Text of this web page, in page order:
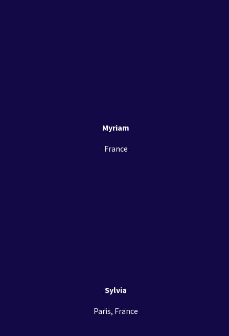
Myriam
France
Sylvia
Paris, France